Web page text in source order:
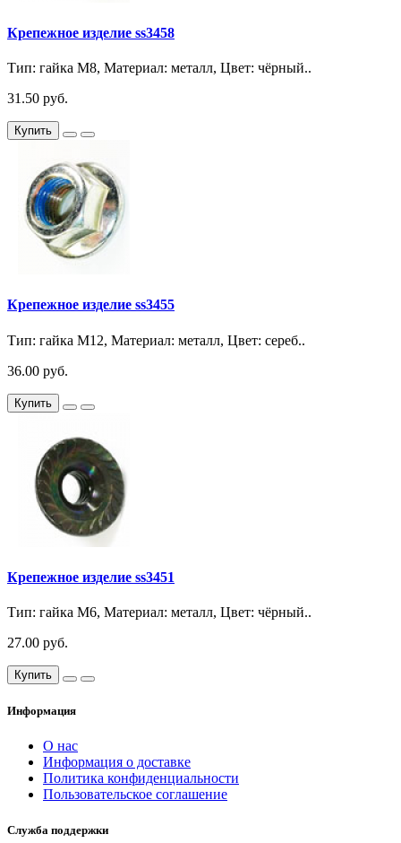
Крепежное изделие ss3458
Тип: гайка М8, Материал: металл, Цвет: чёрный..
31.50 руб.
Купить
Крепежное изделие ss3455
Тип: гайка М12, Материал: металл, Цвет: сереб..
36.00 руб.
Купить
Крепежное изделие ss3451
Тип: гайка М6, Материал: металл, Цвет: чёрный..
27.00 руб.
Купить
Информация
О нас
Информация о доставке
Политика конфиденциальности
Пользовательское соглашение
Служба поддержки